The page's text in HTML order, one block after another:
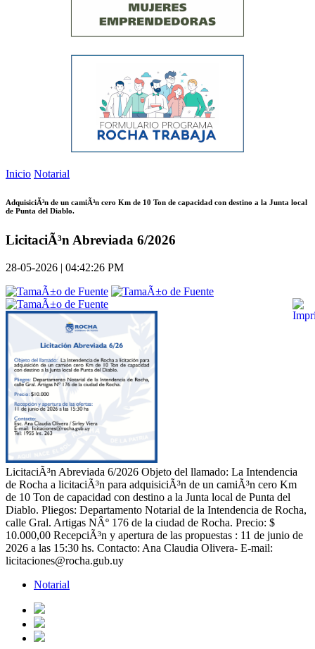
Inicio Notarial
AdquisiciÃ³n de un camiÃ³n cero Km de 10 Ton de capacidad con destino a la Junta local
de Punta del Diablo.
LicitaciÃ³n Abreviada 6/2026
28-05-2026 | 04:42:26 PM
LicitaciÃ³n Abreviada 6/2026 Objeto del llamado: La Intendencia
de Rocha a licitaciÃ³n para adquisiciÃ³n de un camiÃ³n cero Km
de 10 Ton de capacidad con destino a la Junta local de Punta del
Diablo. Pliegos: Departamento Notarial de la Intendencia de Rocha,
calle Gral. Artigas NÂº 176 de la ciudad de Rocha. Precio: $
10.000,00 RecepciÃ³n y apertura de las propuestas : 11 de junio de
2026 a las 15:30 hs. Contacto: Ana Claudia Olivera- E-mail:
licitaciones@rocha.gub.uy
Notarial